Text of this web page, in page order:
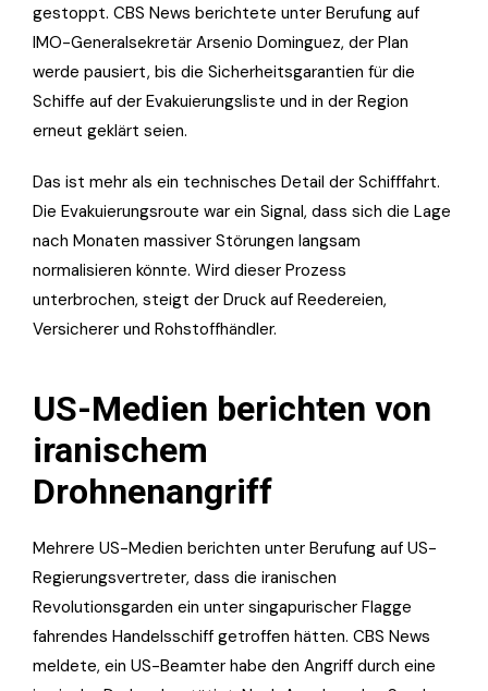
gestoppt. CBS News berichtete unter Berufung auf
IMO-Generalsekretär Arsenio Dominguez, der Plan
werde pausiert, bis die Sicherheitsgarantien für die
Schiffe auf der Evakuierungsliste und in der Region
erneut geklärt seien.
Das ist mehr als ein technisches Detail der Schifffahrt.
Die Evakuierungsroute war ein Signal, dass sich die Lage
nach Monaten massiver Störungen langsam
normalisieren könnte. Wird dieser Prozess
unterbrochen, steigt der Druck auf Reedereien,
Versicherer und Rohstoffhändler.
US-Medien berichten von
iranischem
Drohnenangriff
Mehrere US-Medien berichten unter Berufung auf US-
Regierungsvertreter, dass die iranischen
Revolutionsgarden ein unter singapurischer Flagge
fahrendes Handelsschiff getroffen hätten. CBS News
meldete, ein US-Beamter habe den Angriff durch eine